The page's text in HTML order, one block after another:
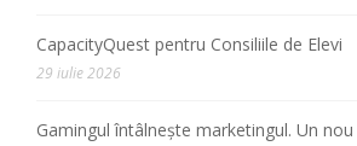
CapacityQuest pentru Consiliile de Elevi
29 iulie 2026
Gamingul întâlnește marketingul. Un